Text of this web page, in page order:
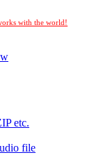
with the world!
etc.
file